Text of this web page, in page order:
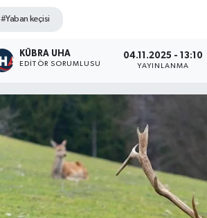
#Yaban keçisi
KÜBRA UHA
EDİTÖR SORUMLUSU
04.11.2025 - 13:10
YAYINLANMA